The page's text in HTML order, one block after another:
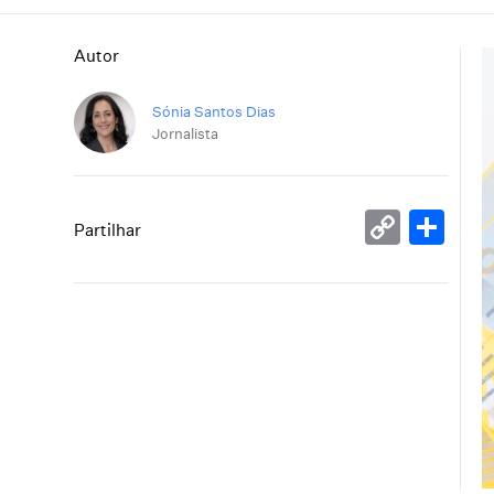
Autor
Sónia Santos Dias
Jornalista
Partilhar
Copy